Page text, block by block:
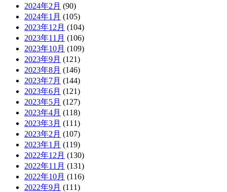
2024年2月 (90)
2024年1月 (105)
2023年12月 (104)
2023年11月 (106)
2023年10月 (109)
2023年9月 (121)
2023年8月 (146)
2023年7月 (144)
2023年6月 (121)
2023年5月 (127)
2023年4月 (118)
2023年3月 (111)
2023年2月 (107)
2023年1月 (119)
2022年12月 (130)
2022年11月 (131)
2022年10月 (116)
2022年9月 (111)